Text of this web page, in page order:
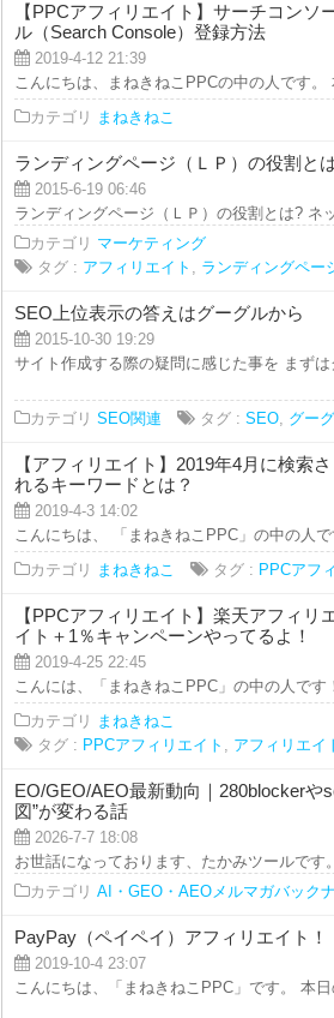
【PPCアフィリエイト】サーチコンソ
ル（Search Console）登録方法
2019-4-12 21:39
こんにちは、まねきねこPPCの中の人です
カテゴリ まねきねこ
ランディングページ（ＬＰ）の役割と
2015-6-19 06:46
ランディングページ（ＬＰ）の役割とは?
カテゴリ マーケティング
タグ : アフィリエイト , ランディングペー
SEO上位表示の答えはグーグルから
2015-10-30 19:29
サイト作成する際の疑問に感じた事を まず
カテゴリ SEO関連 タグ : SEO, グー
【アフィリエイト】2019年4月に検索さ
れるキーワードとは？
2019-4-3 14:02
こんにちは、 「まねきねこPPC」の中の人
カテゴリ まねきねこ タグ : PPCアフ
【PPCアフィリエイト】楽天アフィリ
イト＋1％キャンペーンやってるよ！
2019-4-25 22:45
こんには、「まねきねこPPC」の中の人で
カテゴリ
まねきねこ
タグ : PPCアフィリエイト , アフィリエイ
EO/GEO/AEO最新動向｜280blockerや
図”が変わる話
2026-7-7 18:08
お世話になっております、たかみツールで
カテゴリ AI・GEO・AEOメルマガバック
PayPay（ペイペイ）アフィリエイト！
2019-10-4 23:07
こんにちは、「まねきねこPPC」です。 本